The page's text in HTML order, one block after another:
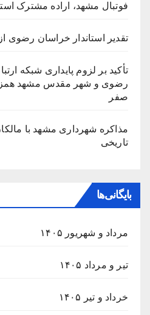
فوتبال مشهد، اراده مشترک
تقدیر استاندار خراسان رضوی
تأکید بر لزوم پایداری شبکه
رضوی و شهر مقدس مشهد
صفر
تاریخی
بایگانی‌ها
مرداد و شهریور ۱۴۰۵
تیر و مرداد ۱۴۰۵
خرداد و تیر ۱۴۰۵